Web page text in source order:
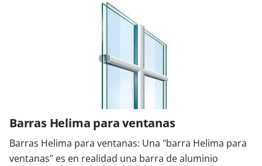
Barras Helima para ventanas
Barras Helima para ventanas: Una "barra Helima para
ventanas" es en realidad una barra de aluminio